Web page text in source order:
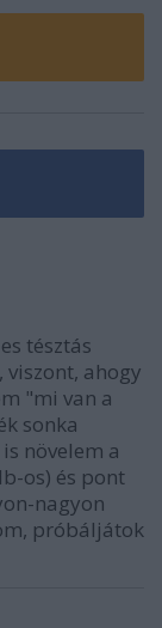
tésztás
ahogy
"mi van a
sonka
növelem a
os) és pont
nagyon
próbáljátok